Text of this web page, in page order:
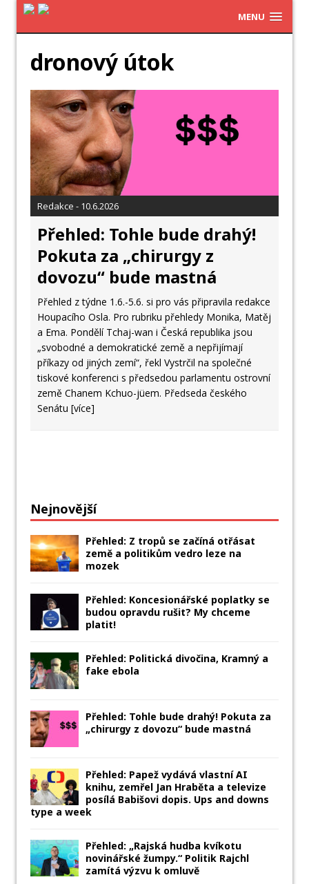
MENU
dronový útok
Redakce - 10.6.2026
Přehled: Tohle bude drahý!
Pokuta za „chirurgy z
dovozu“ bude mastná
Přehled z týdne 1.6.-5.6. si pro vás připravila redakce
Houpacího Osla. Pro rubriku přehledy Monika, Matěj
a Ema. Pondělí Tchaj-wan i Česká republika jsou
„svobodné a demokratické země a nepřijímají
příkazy od jiných zemí“, řekl Vystrčil na společné
tiskové konferenci s předsedou parlamentu ostrovní
země Chanem Kchuo-jüem. Předseda českého
Senátu [více]
Nejnovější
Přehled: Z tropů se začíná otřásat
země a politikům vedro leze na
mozek
Přehled: Koncesionářské poplatky se
budou opravdu rušit? My chceme
platit!
Přehled: Politická divočina, Kramný a
fake ebola
Přehled: Tohle bude drahý! Pokuta za
„chirurgy z dovozu“ bude mastná
Přehled: Papež vydává vlastní AI
knihu, zemřel Jan Hraběta a televize
posílá Babišovi dopis. Ups and downs
type a week
Přehled: „Rajská hudba kvíkotu
novinářské žumpy.“ Politik Rajchl
zamítá výzvu k omluvě